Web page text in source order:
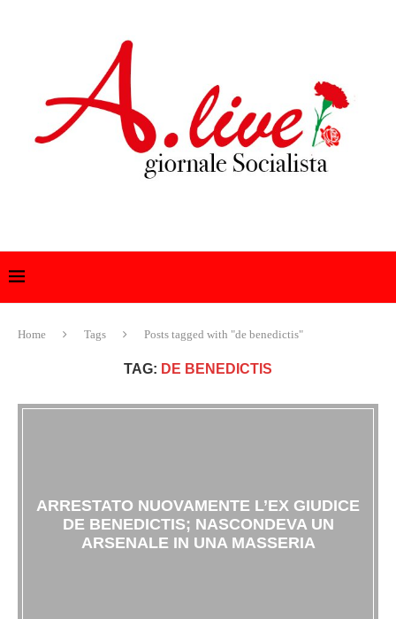
Home Tags Posts tagged with "de benedictis"
TAG: DE BENEDICTIS
ARRESTATO NUOVAMENTE L’EX GIUDICE
DE BENEDICTIS; NASCONDEVA UN
ARSENALE IN UNA MASSERIA